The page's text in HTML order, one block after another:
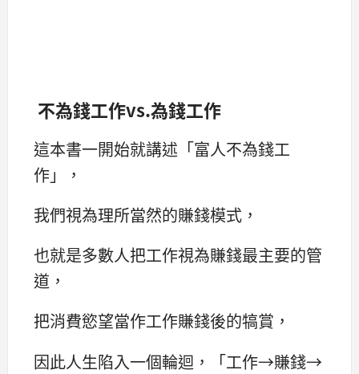
不為錢工作vs.為錢工作
這本書一開始就講述「富人不為錢工
作」，
我們視為理所當然的賺錢模式，
也就是多數人把工作視為賺錢最主要的管
道，
把消費慾望當作工作賺錢後的犒賞，
因此人生陷入一個輪迴，「工作→賺錢→